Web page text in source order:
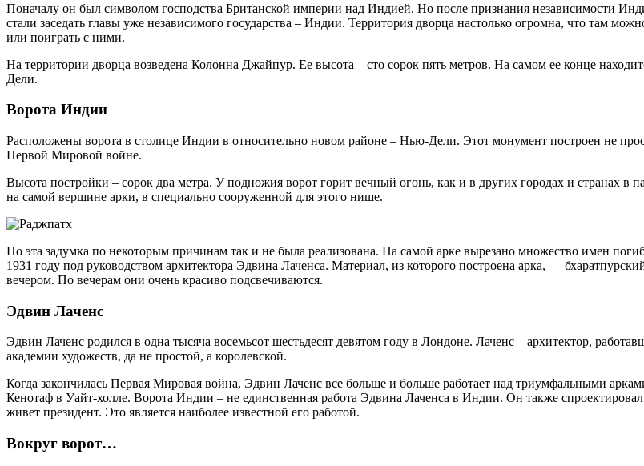
Поначалу он был символом господства Британской империи над Индией. Но после признания независимости
стали заседать главы уже независимого государства – Индии. Территория дворца настолько огромна, что там
или поиграть с ними.
На территории дворца возведена Колонна Джайпур. Ее высота – сто сорок пять метров. На самом ее конце
Дели.
Ворота Индии
Расположены ворота в столице Индии в относительно новом районе – Нью-Дели. Этот монумент построен не
Первой Мировой войне.
Высота постройки – сорок два метра. У подножия ворот горит вечный огонь, как и в других городах и странах в
на самой вершине арки, в специально сооруженной для этого нише.
Но эта задумка по некоторым причинам так и не была реализована. На самой арке вырезано множество имен
1931 году под руководством архитектора Эдвина Лаченса. Материал, из которого построена арка, —
вечером. По вечерам они очень красиво подсвечиваются.
Эдвин Лаченс
Эдвин Лаченс родился в одна тысяча восемьсот шестьдесят девятом году в Лондоне. Лаченс – архитектор,
академии художеств, да не простой, а королевской.
Когда закончилась Первая Мировая война, Эдвин Лаченс все больше и больше работает над триумфальными
Кенотаф в Уайт-холле. Ворота Индии – не единственная работа Эдвина Лаченса в Индии. Он также
живет президент. Это является наиболее известной его работой.
Вокруг ворот…